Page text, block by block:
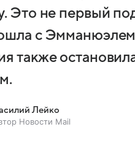
Это не первый
с
также
Лейко
Новости Mail